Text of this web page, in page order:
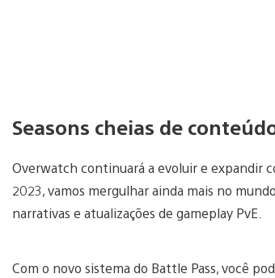
Seasons cheias de
Overwatch continuará a evoluir e expandir
2023, vamos mergulhar ainda mais no
narrativas e atualizações de gameplay PvE.
Com o novo sistema do Battle Pass, você